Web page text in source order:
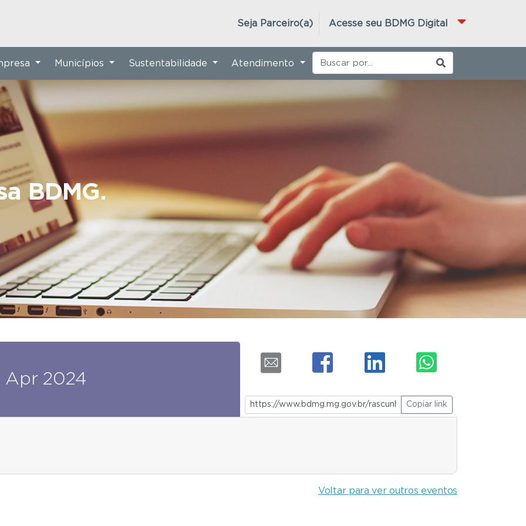
Acesse seu BDMG Digital
Seja Parceiro(a)
BDMG.
Municípios Sustentabilidade Atendimento
Apr 2024
Copiar link
Voltar para ver outros eventos